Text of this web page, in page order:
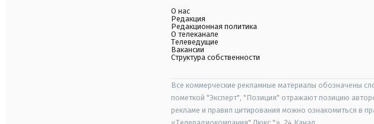
О нас
Редакция
Редакционная политика
О телеканале
Телеведущие
Вакансии
Структура собственности
Все коммерческие рекламные материалы обозначены
пометкой "Эксперт", "Позиция" отражают позицию
рекламе и правил цитирования можно ознакомиться в